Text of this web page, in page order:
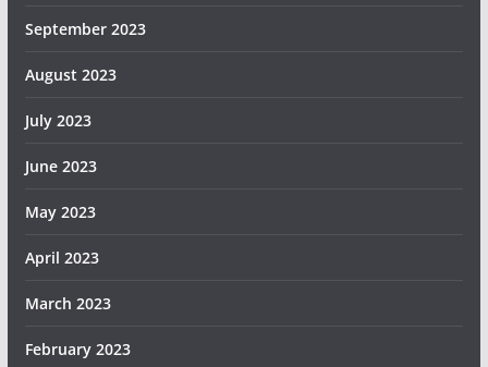
September 2023
August 2023
July 2023
June 2023
May 2023
April 2023
March 2023
February 2023